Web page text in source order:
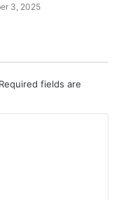
3, 2025
Required fields are